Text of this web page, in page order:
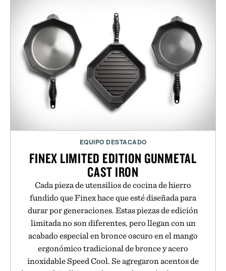
EQUIPO DESTACADO
FINEX LIMITED EDITION GUNMETAL
CAST IRON
Cada pieza de utensilios de cocina de hierro
fundido que Finex hace que esté diseñada para
durar por generaciones. Estas piezas de edición
limitada no son diferentes, pero llegan con un
acabado especial en bronce oscuro en el mango
ergonómico tradicional de bronce y acero
inoxidable Speed Cool. Se agregaron acentos de